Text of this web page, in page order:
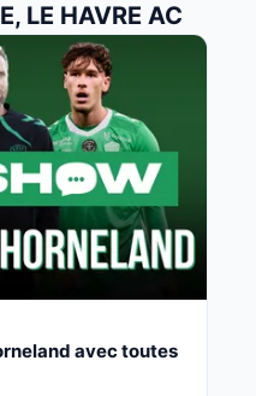
LE HAVRE AC
avec toutes